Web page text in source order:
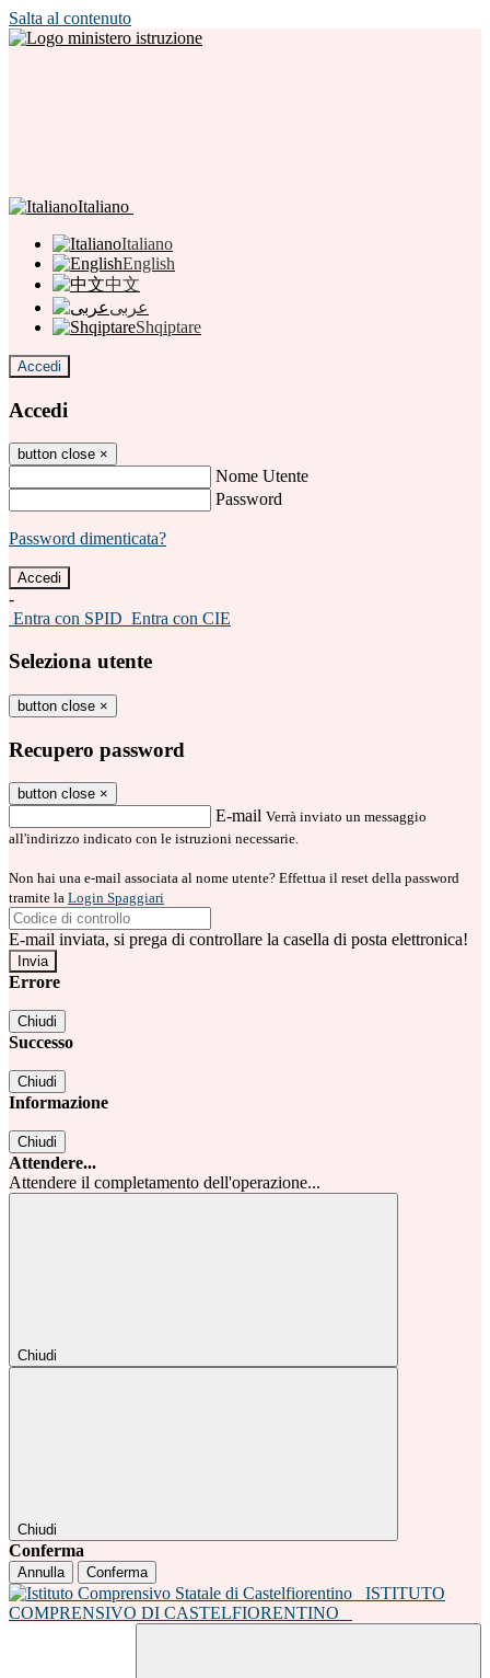
Salta al contenuto
Italiano
Italiano
English
中文
عربى
Shqiptare
Accedi
Accedi
button close ×
Nome Utente
Password
Password dimenticata?
-
Entra con SPID Entra con CIE
Seleziona utente
button close ×
Recupero password
button close ×
E-mail Verrà inviato un messaggio
all'indirizzo indicato con le istruzioni necessarie.
Non hai una e-mail associata al nome utente? Effettua il reset della password
tramite la Login Spaggiari
E-mail inviata, si prega di controllare la casella di posta elettronica!
Errore
Chiudi
Successo
Chiudi
Informazione
Chiudi
Attendere...
Attendere il completamento dell'operazione...
Chiudi
Chiudi
Conferma
Annulla Conferma
ISTITUTO
COMPRENSIVO DI CASTELFIORENTINO